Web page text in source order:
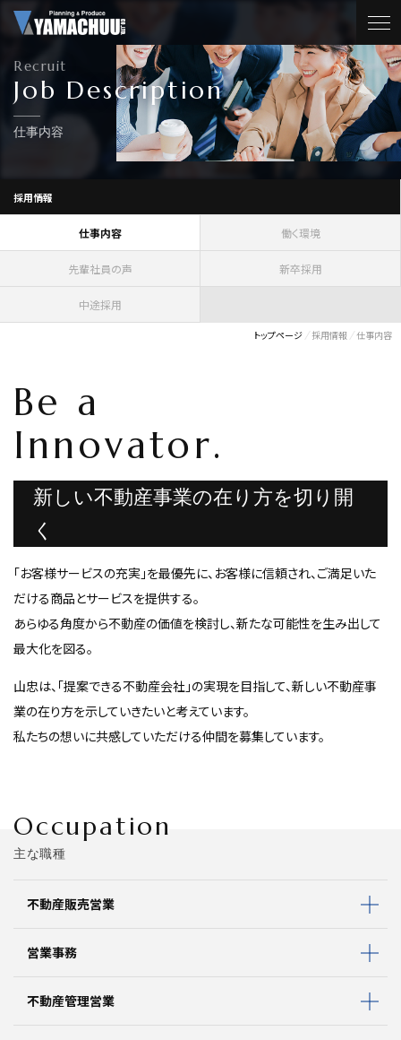
Recruit
Job Description
仕事内容
採用情報
仕事内容 働く環境
先輩社員の声 新卒採用
中途採用
トップページ 採用情報 仕事内容
Be a
Innovator.
新しい不動産事業の在り方を切り開
く
「お客様サービスの充実」を最優先に、お客様に信頼され、ご満足いた
だける商品とサービスを提供する。
あらゆる角度から不動産の価値を検討し、新たな可能性を生み出して
最大化を図る。
山忠は、「提案できる不動産会社」の実現を目指して、新しい不動産事
業の在り方を示していきたいと考えています。
私たちの想いに共感していただける仲間を募集しています。
Occupation
主な職種
不動産販売営業
営業事務
不動産管理営業